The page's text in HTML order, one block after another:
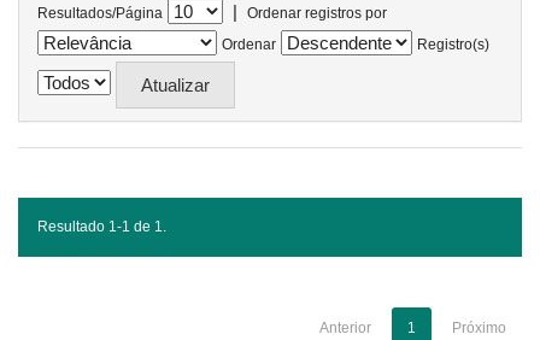
Resultados/Página |
Ordenar registros por
Ordenar
Registro(s)
Resultado 1-1 de 1.
Anterior 1 Próximo